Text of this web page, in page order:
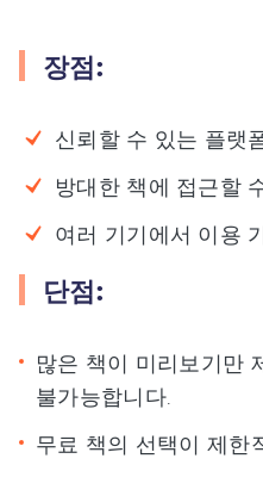
장점:
신뢰할 수 있는 플랫
방대한 책에 접근할
여러 기기에서 이용
단점:
많은 책이 미리보기만
불가능합니다.
무료 책의 선택이 제한